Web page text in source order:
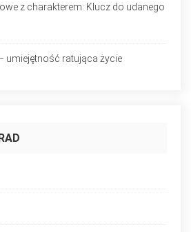
z charakterem: Klucz do udanego
umiejętność ratująca życie